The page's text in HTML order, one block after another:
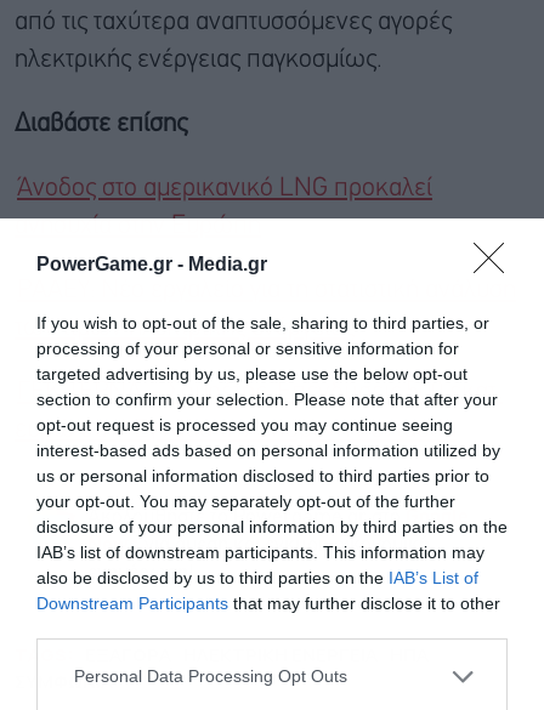
PowerGame.gr - Media.gr
If you wish to opt-out of the sale, sharing to third parties, or
processing of your personal or sensitive information for
targeted advertising by us, please use the below opt-out
section to confirm your selection. Please note that after your
opt-out request is processed you may continue seeing
interest-based ads based on personal information utilized by
us or personal information disclosed to third parties prior to
your opt-out. You may separately opt-out of the further
disclosure of your personal information by third parties on the
IAB’s list of downstream participants. This information may
also be disclosed by us to third parties on the IAB’s List of
Downstream Participants that may further disclose it to other
Personal Data Processing Opt Outs
από τις ταχύτερα αναπτυσσόμενες αγορές
ηλεκτρικής ενέργειας παγκοσμίως.
Διαβάστε επίσης
Άνοδος στο αμερικανικό LNG προκαλεί
των τιμών ηλεκτρικής ενέργειας
ΓΕΚ ΤΕΡΝΑ – Σουρέτης: Επενδύσεις 500 εκατ.
ευρώ στην Εγνατία την επόμενη πενταετία
Ακολουθήστε το Powergame.gr στο
Google
Newsγια άμεση και έγκυρη οικονομική
ενημέρωση!
ΣΥΜΦΩΝΙΑ